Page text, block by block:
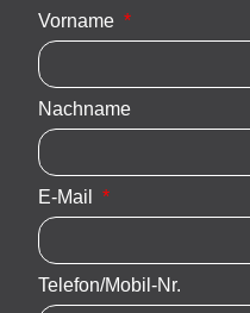
Vorname
Nachname
E-Mail
Telefon/Mobil-Nr.